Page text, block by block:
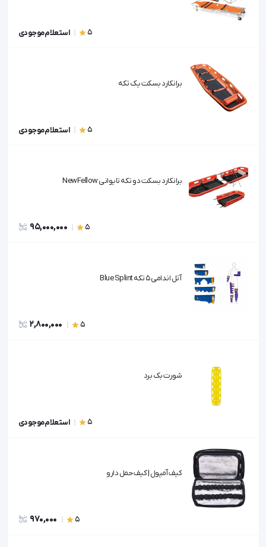
5 استعلام موجودی
برانکارد بسکت یک تکه
5 استعلام موجودی
برانکارد بسکت دو تکه تایوانی NewFellow
5
95,000,000
آتل اندامی 5 تکه Blue Splint
5
2,800,000
شورت بک برد
5 استعلام موجودی
کیف آمپول | کیف حمل دارو
5
970,000